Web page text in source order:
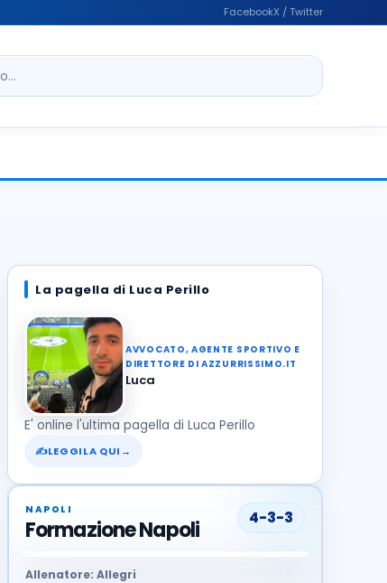
FacebookX / Twitter
La pagella di Luca Perillo
AVVOCATO, AGENTE SPORTIVO E
DIRETTORE DI AZZURRISSIMO.IT
Luca
E' online l'ultima pagella di Luca Perillo
✍LEGGILA QUI →
NAPOLI
Formazione Napoli 4-3-3
Allenatore: Allegri